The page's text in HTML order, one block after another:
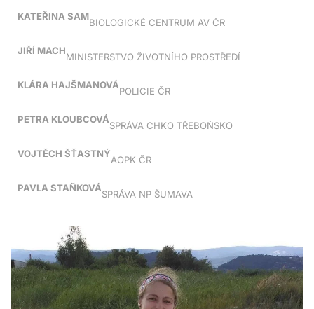
KATEŘINA SAM
BIOLOGICKÉ CENTRUM AV ČR
JIŘÍ MACH
MINISTERSTVO ŽIVOTNÍHO PROSTŘEDÍ
KLÁRA HAJŠMANOVÁ
POLICIE ČR
PETRA KLOUBCOVÁ
SPRÁVA CHKO TŘEBOŇSKO
VOJTĚCH ŠŤASTNÝ
AOPK ČR
PAVLA STAŇKOVÁ
SPRÁVA NP ŠUMAVA